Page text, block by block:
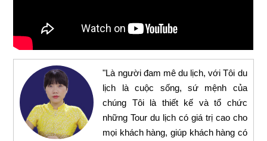
"Là người đam mê du lịch, với Tôi du
lịch là cuộc sống, sứ mệnh của
chúng Tôi là thiết kế và tổ chức
những Tour du lịch có giá trị cao cho
mọi khách hàng, giúp khách hàng có